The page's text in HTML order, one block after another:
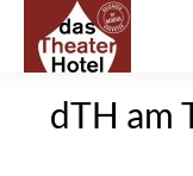
dTH am